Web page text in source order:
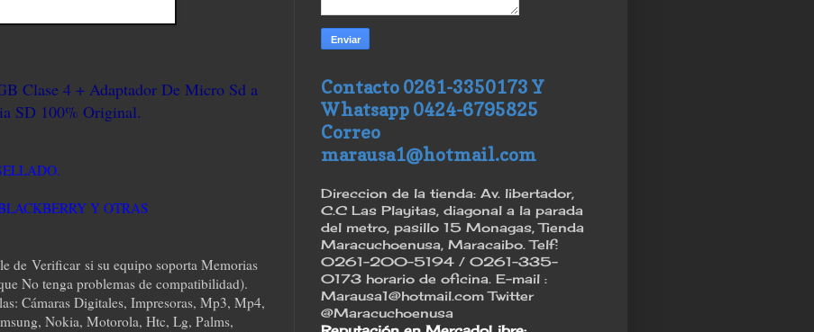
Clase 4 + Adaptador De Micro Sd a
SD 100% Original.
Y OTRAS
de Verificar si su equipo soporta Memorias
No tenga problemas de compatibilidad).
Cámaras Digitales, Impresoras, Mp3, Mp4,
Nokia, Motorola, Htc, Lg, Palms,
Contacto 0261-3350173 Y
Whatsapp 0424-6795825
Correo
marausa1@hotmail.com
Direccion de la tienda: Av. libertador,
C.C Las Playitas, diagonal a la parada
del metro, pasillo 15 Monagas, Tienda
Maracuchoenusa, Maracaibo. Telf:
0261-200-5194 / 0261-335-
0173 horario de oficina. E-mail :
Marausa1@hotmail.com Twitter
@Maracuchoenusa